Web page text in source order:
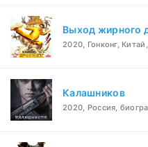
Выход жирного
2020, Гонконг,
Калашников
2020, Россия,